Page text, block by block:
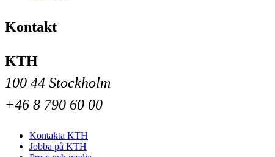
Kontakt
KTH
100 44 Stockholm
+46 8 790 60 00
Kontakta KTH
Jobba på KTH